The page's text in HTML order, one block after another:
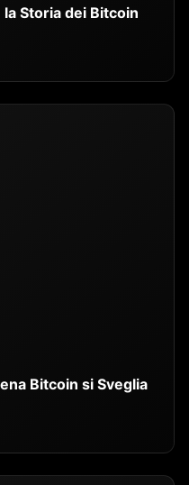
Storia dei Bitcoin
Bitcoin si Sveglia